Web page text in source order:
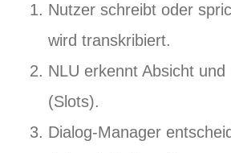
Nutzer schreibt oder
wird transkribiert.
NLU erkennt Absicht
(Slots).
Dialog-Manager